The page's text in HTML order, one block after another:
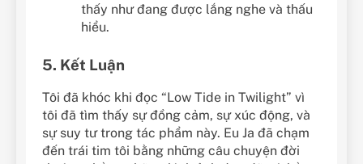
thấy như đang được lắng nghe và thấu
hiểu.
5. Kết Luận
Tôi đã khóc khi đọc “Low Tide in Twilight” vì
tôi đã tìm thấy sự đồng cảm, sự xúc động, và
sự suy tư trong tác phẩm này. Eu Ja đã chạm
đến trái tim tôi bằng những câu chuyện đời